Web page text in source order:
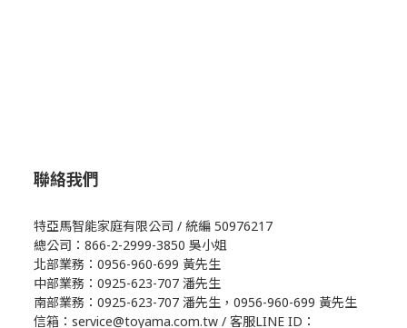
聯絡我們
特亞馬智能家庭有限公司 / 統編 50976217
總公司：866-2-2999-3850 吳小姐
北部業務：0956-960-699 黃先生
中部業務：0925-623-707 潘先生
南部業務：0925-623-707 潘先生，0956-960-699 黃先生
信箱：service@toyama.com.tw / 客服LINE ID：